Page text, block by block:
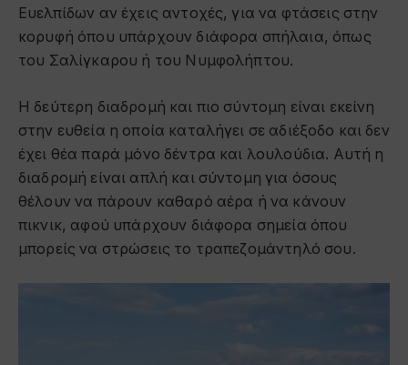
Ευελπίδων αν έχεις αντοχές, για να φτάσεις στην
κορυφή όπου υπάρχουν διάφορα σπήλαια, όπως
του Σαλίγκαρου ή του Νυμφολήπτου.
Η δεύτερη διαδρομή και πιο σύντομη είναι εκείνη
στην ευθεία η οποία καταλήγει σε αδιέξοδο και δεν
έχει θέα παρά μόνο δέντρα και λουλούδια. Αυτή η
διαδρομή είναι απλή και σύντομη για όσους
θέλουν να πάρουν καθαρό αέρα ή να κάνουν
πικνικ, αφού υπάρχουν διάφορα σημεία όπου
μπορείς να στρώσεις το τραπεζομάντηλό σου.